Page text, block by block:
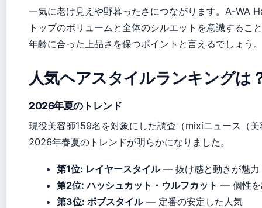
一気に老け見えや野暮ったさにつながります。A-WA
トップのボリュームと全体のシルエットを意識するこ
年齢に合った上品さを保つポイントと言えるでしょう。
人気ヘアスタイルランキングは
2026年夏のトレンド
現役美容師159名を対象にした調査（mixiニュース（
2026年春夏のトレンドが明らかになりました。
第1位: レイヤースタイル— 抜け感と動きが魅力
第2位: ハッシュカット・ウルフカット — 個性を
第3位: ボブスタイル— 定番の安定した人気